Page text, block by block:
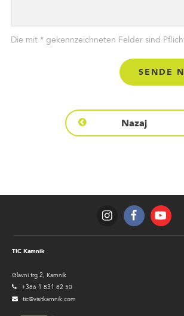
Status
Die mit * gekennzeichneten Felder sind
Nazaj
TIC Kamnik
Glavni trg 2, Kamnik
+386 1 831 82 50
tic@visitkamnik.com